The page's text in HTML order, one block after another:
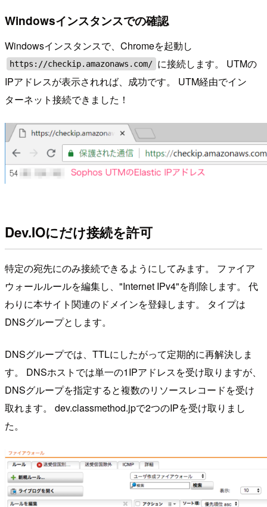
Windowsインスタンスでの確認
Windowsインスタンスで、Chromeを起動し
https://checkip.amazonaws.com/ に接続します。 UTMの
IPアドレスが表示されれば、成功です。 UTM経由でイン
ターネット接続できました！
Dev.IOにだけ接続を許可
特定の宛先にのみ接続できるようにしてみます。 ファイア
ウォールルールを編集し、"Internet IPv4"を削除します。 代
わりに本サイト関連のドメインを登録します。 タイプは
DNSグループとします。
DNSグループでは、TTLにしたがって定期的に再解決しま
す。 DNSホストでは単一の1IPアドレスを受け取りますが、
DNSグループを指定すると複数のリソースレコードを受け
取れます。 dev.classmethod.jpで2つのIPを受け取りまし
た。